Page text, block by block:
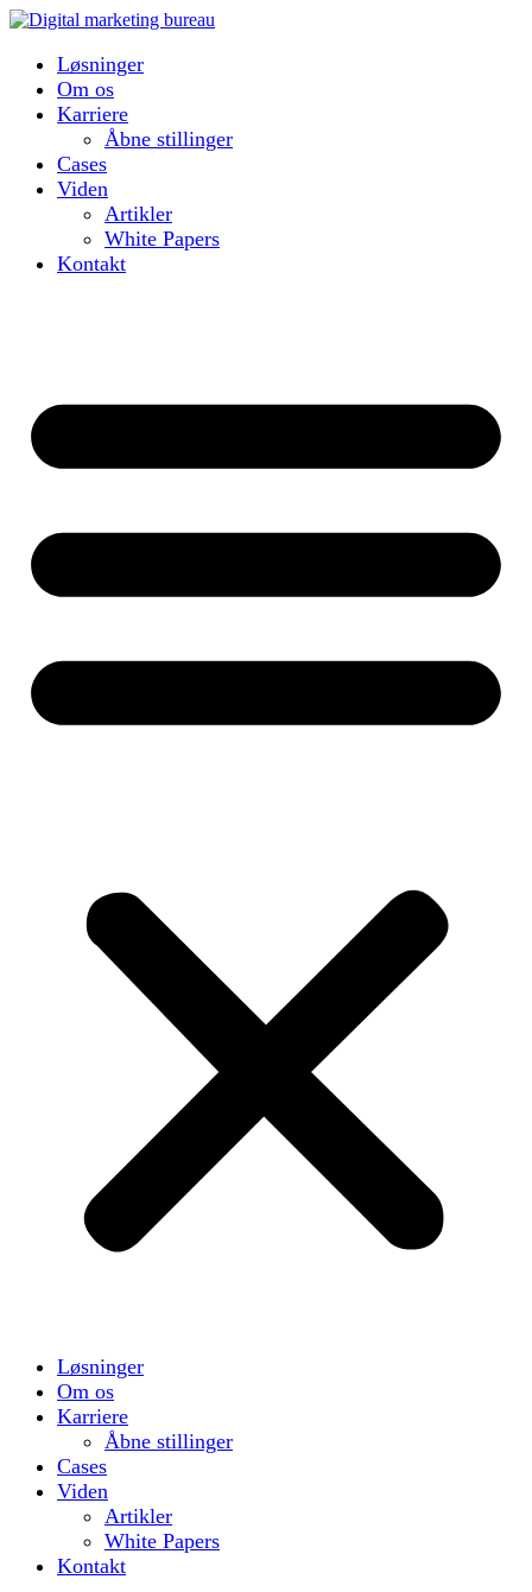
Løsninger
Om os
Karriere
Åbne stillinger
Cases
Viden
Artikler
White Papers
Kontakt
Løsninger
Om os
Karriere
Åbne stillinger
Cases
Viden
Artikler
White Papers
Kontakt